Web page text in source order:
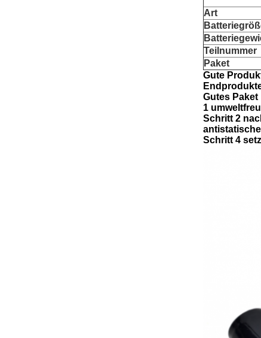
Art
Teilnummer
Paket
Gute
Gutes Paket
1
Schritt 2
Schritt 4